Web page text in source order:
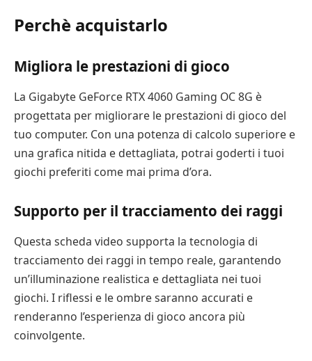
Perchè acquistarlo
Migliora le prestazioni di gioco
La Gigabyte GeForce RTX 4060 Gaming OC 8G è
progettata per migliorare le prestazioni di gioco del
tuo computer. Con una potenza di calcolo superiore e
una grafica nitida e dettagliata, potrai goderti i tuoi
giochi preferiti come mai prima d’ora.
Supporto per il tracciamento dei raggi
Questa scheda video supporta la tecnologia di
tracciamento dei raggi in tempo reale, garantendo
un’illuminazione realistica e dettagliata nei tuoi
giochi. I riflessi e le ombre saranno accurati e
renderanno l’esperienza di gioco ancora più
coinvolgente.